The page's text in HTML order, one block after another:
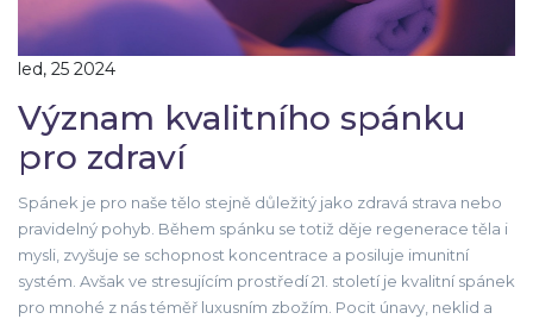
led, 25 2024
Význam kvalitního spánku
pro zdraví
Spánek je pro naše tělo stejně důležitý jako zdravá strava nebo
pravidelný pohyb. Během spánku se totiž děje regenerace těla i
mysli, zvyšuje se schopnost koncentrace a posiluje imunitní
systém. Avšak ve stresujícím prostředí 21. století je kvalitní spánek
pro mnohé z nás téměř luxusním zbožím. Pocit únavy, neklid a